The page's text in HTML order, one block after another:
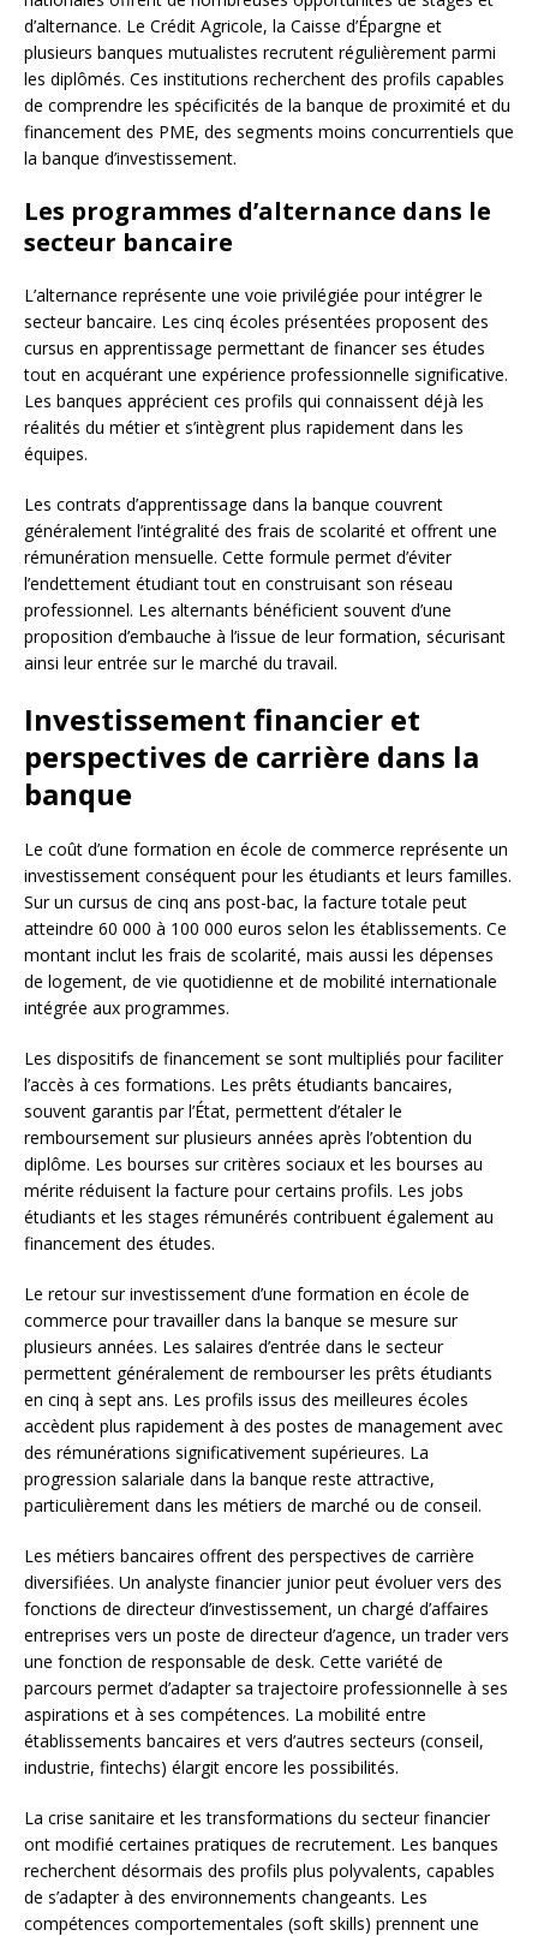
d’alternance. Le Crédit Agricole, la Caisse d’Épargne et
plusieurs banques mutualistes recrutent régulièrement parmi
les diplômés. Ces institutions recherchent des profils capables
de comprendre les spécificités de la banque de proximité et du
financement des PME, des segments moins concurrentiels que
la banque d’investissement.
Les programmes d’alternance dans le
secteur bancaire
L’alternance représente une voie privilégiée pour intégrer le
secteur bancaire. Les cinq écoles présentées proposent des
cursus en apprentissage permettant de financer ses études
tout en acquérant une expérience professionnelle significative.
Les banques apprécient ces profils qui connaissent déjà les
réalités du métier et s’intègrent plus rapidement dans les
équipes.
Les contrats d’apprentissage dans la banque couvrent
généralement l’intégralité des frais de scolarité et offrent une
rémunération mensuelle. Cette formule permet d’éviter
l’endettement étudiant tout en construisant son réseau
professionnel. Les alternants bénéficient souvent d’une
proposition d’embauche à l’issue de leur formation, sécurisant
ainsi leur entrée sur le marché du travail.
Investissement financier et
perspectives de carrière dans la
banque
Le coût d’une formation en école de commerce représente un
investissement conséquent pour les étudiants et leurs familles.
Sur un cursus de cinq ans post-bac, la facture totale peut
atteindre 60 000 à 100 000 euros selon les établissements. Ce
montant inclut les frais de scolarité, mais aussi les dépenses
de logement, de vie quotidienne et de mobilité internationale
intégrée aux programmes.
Les dispositifs de financement se sont multipliés pour faciliter
l’accès à ces formations. Les prêts étudiants bancaires,
souvent garantis par l’État, permettent d’étaler le
remboursement sur plusieurs années après l’obtention du
diplôme. Les bourses sur critères sociaux et les bourses au
mérite réduisent la facture pour certains profils. Les jobs
étudiants et les stages rémunérés contribuent également au
financement des études.
Le retour sur investissement d’une formation en école de
commerce pour travailler dans la banque se mesure sur
plusieurs années. Les salaires d’entrée dans le secteur
permettent généralement de rembourser les prêts étudiants
en cinq à sept ans. Les profils issus des meilleures écoles
accèdent plus rapidement à des postes de management avec
des rémunérations significativement supérieures. La
progression salariale dans la banque reste attractive,
particulièrement dans les métiers de marché ou de conseil.
Les métiers bancaires offrent des perspectives de carrière
diversifiées. Un analyste financier junior peut évoluer vers des
fonctions de directeur d’investissement, un chargé d’affaires
entreprises vers un poste de directeur d’agence, un trader vers
une fonction de responsable de desk. Cette variété de
parcours permet d’adapter sa trajectoire professionnelle à ses
aspirations et à ses compétences. La mobilité entre
établissements bancaires et vers d’autres secteurs (conseil,
industrie, fintechs) élargit encore les possibilités.
La crise sanitaire et les transformations du secteur financier
ont modifié certaines pratiques de recrutement. Les banques
recherchent désormais des profils plus polyvalents, capables
de s’adapter à des environnements changeants. Les
compétences comportementales (soft skills) prennent une